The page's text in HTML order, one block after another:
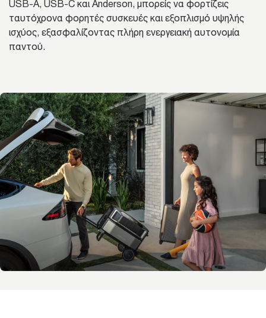
USB-A, USB-C και Anderson, μπορείς να φορτίζεις
ταυτόχρονα φορητές συσκευές και εξοπλισμό υψηλής
ισχύος, εξασφαλίζοντας πλήρη ενεργειακή αυτονομία
παντού.